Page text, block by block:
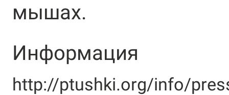
мышах.
Информация
http://ptushki.org/info/